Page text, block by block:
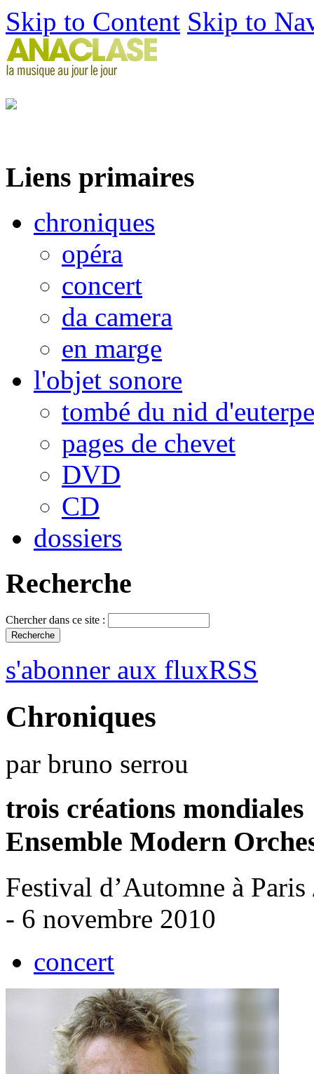
Skip to Content Skip to
Liens primaires
chroniques
opéra
concert
da camera
en marge
l'objet sonore
tombé du nid d'euterpe
pages de chevet
DVD
CD
dossiers
Recherche
Chercher dans ce site :
s'abonner aux fluxRSS
Chroniques
par bruno serrou
trois créations mondiales
Ensemble Modern
Festival d’Automne à
- 6 novembre 2010
concert